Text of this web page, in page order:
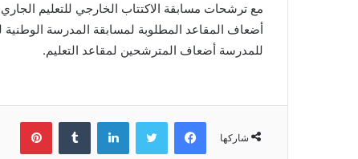
مع ترشحات مسابقة الاكتتاب الخارجي للتعليم
أضعاف المقاعد المطلوبة لمسابقة المدرسة
للمدرسة أضعاف المترشحين لمقاعد التعليم.
شاركها
فيسبوك تويتر لينكدإن